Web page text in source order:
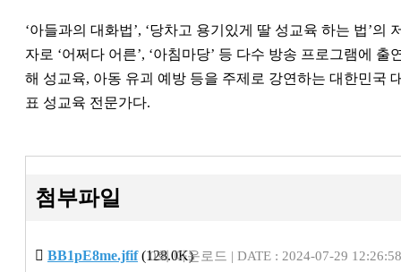
‘아들과의 대화법’, ‘당차고 용기있게 딸 성교육 하는 법’의
자로 ‘어쩌다 어른’, ‘아침마당’ 등 다수 방송 프로그램에 출
해 성교육, 아동 유괴 예방 등을 주제로 강연하는 대한민국
표 성교육 전문가다.
첨부파일
BB1pE8me.jfif(128.0K)
0회 다운로드 | DATE : 2024-07-29 12:26:58